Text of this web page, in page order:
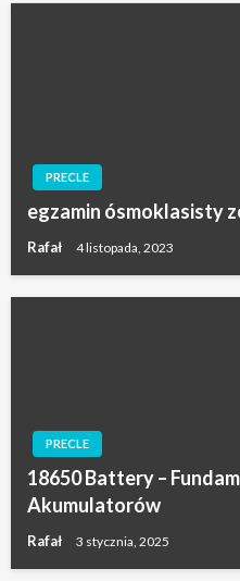
PRECLE
egzamin ósmoklasisty
Rafał 4 listopada, 2023
PRECLE
18650 Battery –
Akumulatorów
Rafał 3 stycznia, 2025